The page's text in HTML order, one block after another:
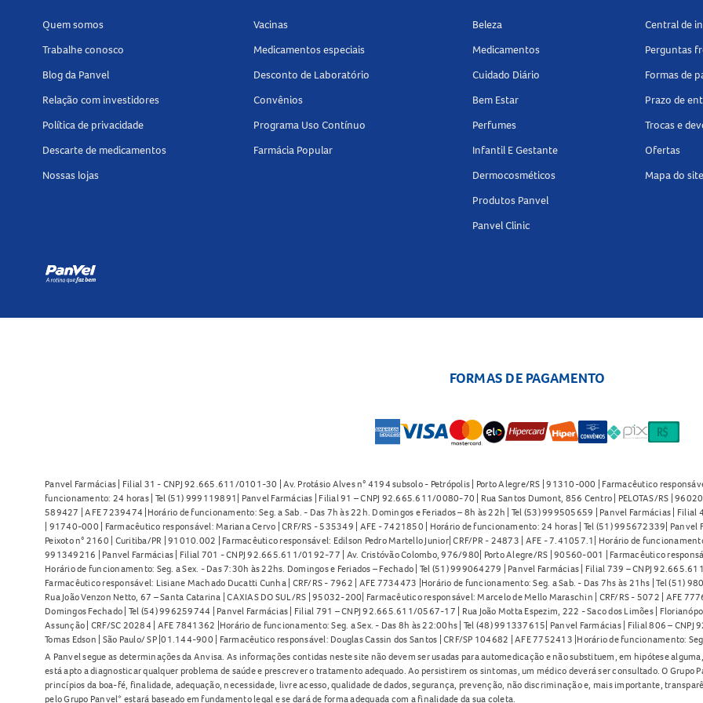
Mantenha fora do alcance de crianças.
Tamanho do produto
Confira outras opções para intolerância àlactose
e encontre tudo o que precisa para auxiliar na digestão de
praticidade.
Quem somos
Trabalhe conosco
Blog da Panvel
Relação com investidores
Política de privacidade
Descarte de medicamentos
Nossas lojas
Vacinas
Medicamentos especiais
Desconto de Laboratório
Convênios
Programa Uso Contínuo
Farmácia Popular
Beleza
Medicamentos
Cuidado Diário
Bem Estar
Perfumes
Infantil E Gestante
Dermocosméticos
Produtos Panvel
Panvel Clinic
Central de
Perguntas
Formas de
Prazo de
Trocas e
Ofertas
Mapa do site
FORMAS DE PAGAMENTO
Panvel Farmácias | Filial 31 - CNPJ 92.665.611/0101-30 | Av. Protásio Alves n° 4194 subsolo - Petrópolis | Porto Alegre/RS | 91310-000 | Farmacêutico
funcionamento: 24 horas | Tel (51) 999119891| Panvel Farmácias | Filial 91 – CNPJ 92.665.611/0080-70 | Rua Santos Dumont, 856 Centro | PELOTAS/RS |
589427 | AFE 7239474 |Horário de funcionamento: Seg. a Sab. - Das 7h às 22h. Domingos e Feriados – 8h às 22h | Tel (53) 999505659 | Panvel Farmácias |
| 91740-000 | Farmacêutico responsável: Mariana Cervo | CRF/RS - 535349 | AFE - 7421850 | Horário de funcionamento: 24 horas | Tel (51) 995672339|
Peixoto n° 2160 | Curitiba/PR | 91010.002 | Farmacêutico responsável: Edilson Pedro Martello Junior| CRF/PR - 24873 | AFE - 7.41057.1| Horário de
991349216 | Panvel Farmácias | Filial 701 - CNPJ 92.665.611/0192-77 | Av. Cristóvão Colombo, 976/980| Porto Alegre/RS | 90560-001 | Farmacêutico
Horário de funcionamento: Seg. a Sex. - Das 7:30h às 22hs. Domingos e Feriados – Fechado | Tel (51) 999064279 | Panvel Farmácias | Filial 739 – CNPJ
Farmacêutico responsável: Lisiane Machado Ducatti Cunha | CRF/RS - 7962 | AFE 7734473 |Horário de funcionamento: Seg. a Sab. - Das 7hs às 21hs | Tel (51)
Rua João Venzon Netto, 67 – Santa Catarina | CAXIAS DO SUL/RS | 95032-200| Farmacêutico responsável: Marcelo de Mello Maraschin | CRF/RS - 5072 | AFE
Domingos Fechado | Tel (54) 996259744 | Panvel Farmácias | Filial 791 – CNPJ 92.665.611/0567-17 | Rua João Motta Espezim, 222 - Saco dos Limões |
Assunção | CRF/SC 20284 | AFE 7841362 |Horário de funcionamento: Seg. a Sex. - Das 8h às 22:00hs | Tel (48) 991337615| Panvel Farmácias | Filial 806 –
Tomas Edson | São Paulo/ SP |01.144-900 | Farmacêutico responsável: Douglas Cassin dos Santos | CRF/SP 104682 | AFE 7752413 |Horário de funcionamento:
A Panvel segue as determinações da Anvisa. As informações contidas neste site não devem ser usadas para automedicação e não substituem, em hipótese
está apto a diagnosticar qualquer problema de saúde e prescrever o tratamento adequado. Ao persistirem os sintomas, um médico deverá ser consultado. O Grupo
princípios da boa-fé, finalidade, adequação, necessidade, livre acesso, qualidade de dados, segurança, prevenção, não discriminação e, mais importante,
pelo Grupo Panvel* estará baseado em fundamento legal e se dará de forma adequada com a finalidade da sua coleta.